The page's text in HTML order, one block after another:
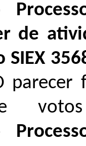
de
parecer
votos